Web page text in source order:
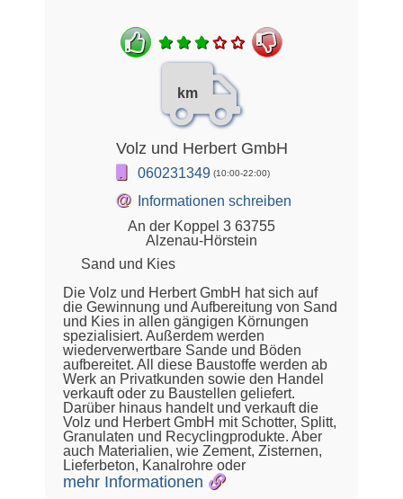
km
Volz und Herbert GmbH
060231349 (10:00-22:00)
@
Informationen schreiben
An der Koppel 3 63755
Alzenau-Hörstein
Sand und Kies
Die Volz und Herbert GmbH hat sich auf
die Gewinnung und Aufbereitung von Sand
und Kies in allen gängigen Körnungen
spezialisiert. Außerdem werden
wiederverwertbare Sande und Böden
aufbereitet. All diese Baustoffe werden ab
Werk an Privatkunden sowie den Handel
verkauft oder zu Baustellen geliefert.
Darüber hinaus handelt und verkauft die
Volz und Herbert GmbH mit Schotter, Splitt,
Granulaten und Recyclingprodukte. Aber
auch Materialien, wie Zement, Zisternen,
Lieferbeton, Kanalrohre oder
mehr Informationen